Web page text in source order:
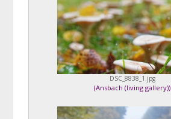
DSC_8838_1.jpg
(Ansbach (living gallery))